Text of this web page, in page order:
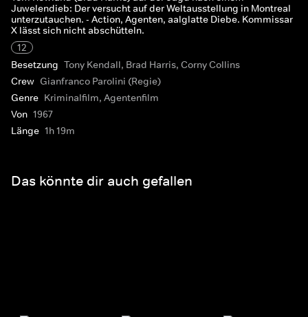
Juwelendieb: Der versucht auf der Weltausstellung in Montreal
unterzutauchen. - Action, Agenten, aalglatte Diebe. Kommissar
X lässt sich nicht abschütteln.
12
Besetzung Tony Kendall, Brad Harris, Corny Collins
Crew Gianfranco Parolini (Regie)
Genre Kriminalfilm, Agentenfilm
Von 1967
Länge 1h 19m
Das könnte dir auch gefallen